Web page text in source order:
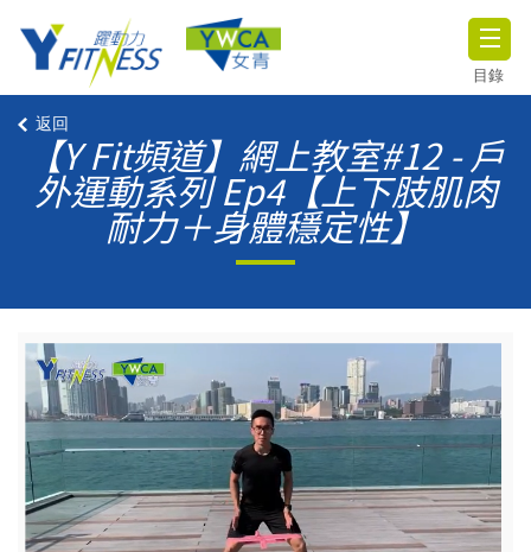
目錄
返回
【Y Fit頻道】網上教室#12 - 戶
外運動系列 Ep4【上下肢肌肉
耐力＋身體穩定性】